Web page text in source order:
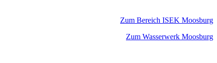
Zum Bereich ISEK Moosburg
Zum Wasserwerk Moosburg